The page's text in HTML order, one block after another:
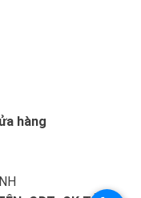
hàng